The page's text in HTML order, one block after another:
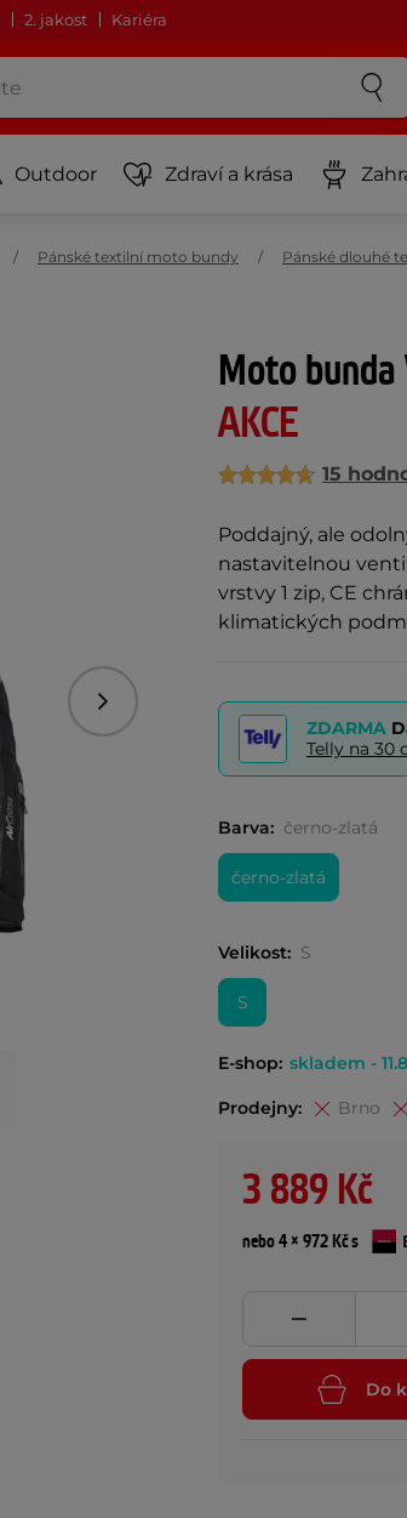
2. jakost Kariéra
Outdoor Zdraví a krása
Pánské textilní moto bundy Pánské dlouhé
Moto bunda
AKCE
15
Poddajný, ale
nastavitelnou
vrstvy 1 zip, CE
klimatických
Následující
ZDARMA
Telly na 30
Barva: černo-zlatá
černo-zlatá
Velikost: S
S
E-shop: skladem -
Prodejny: Brno
3 889 Kč
nebo 4 × 972 Kč s
Do